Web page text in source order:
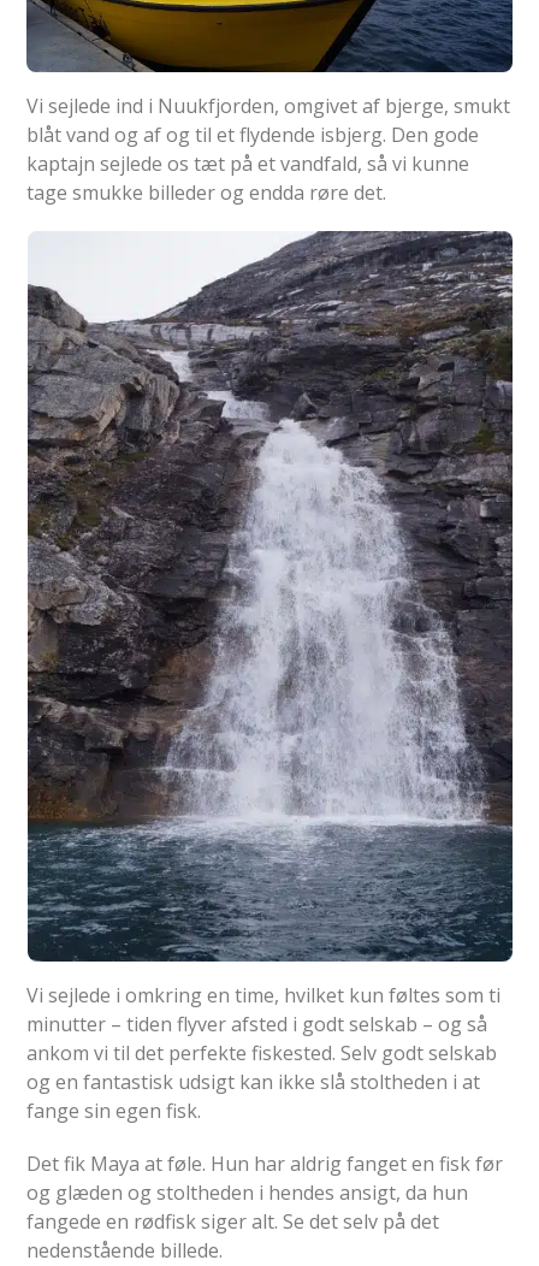
Vi sejlede ind i Nuukfjorden, omgivet af bjerge, smukt
blåt vand og af og til et flydende isbjerg. Den gode
kaptajn sejlede os tæt på et vandfald, så vi kunne
tage smukke billeder og endda røre det.
Vi sejlede i omkring en time, hvilket kun føltes som ti
minutter – tiden flyver afsted i godt selskab – og så
ankom vi til det perfekte fiskested. Selv godt selskab
og en fantastisk udsigt kan ikke slå stoltheden i at
fange sin egen fisk.
Det fik Maya at føle. Hun har aldrig fanget en fisk før
og glæden og stoltheden i hendes ansigt, da hun
fangede en rødfisk siger alt. Se det selv på det
nedenstående billede.